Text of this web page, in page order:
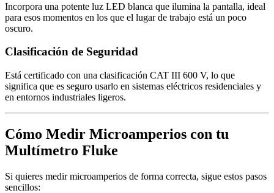
Incorpora una potente luz LED blanca que ilumina la pantalla, ideal
para esos momentos en los que el lugar de trabajo está un poco
oscuro.
Clasificación de Seguridad
Está certificado con una clasificación CAT III 600 V, lo que
significa que es seguro usarlo en sistemas eléctricos residenciales y
en entornos industriales ligeros.
Cómo Medir Microamperios con tu
Multímetro Fluke
Si quieres medir microamperios de forma correcta, sigue estos pasos
sencillos: